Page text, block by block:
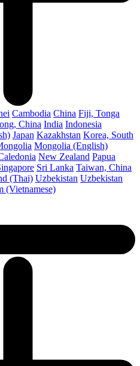
Cambodia China Fiji, Tonga
China India Indonesia
Japan Kazakhstan Korea, South
Mongolia (English)
New Zealand Papua
Sri Lanka Taiwan, China
(Thai) Uzbekistan Uzbekistan
(Vietnamese)